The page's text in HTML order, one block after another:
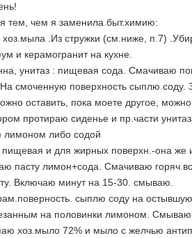
тем, чем я заменила быт.химию:
хоз.мыла .Из стружки (см.ниже, п.7)
и керамогранит на кухне.
унитаз : пищевая сода. Смачиваю
смоченную поверхность сыплю соду.
оставить, пока моете другое,
протираю сиденье и пр.части
лимоном либо содой
и для жирных поверхн.-она же
пасту лимон+сода. Смачиваю
Включаю минут на 15-30. смываю.
сыплю соду на остывшую
на половинки лимоном. Смываю
хоз.мыло 72% и мыло с желчью